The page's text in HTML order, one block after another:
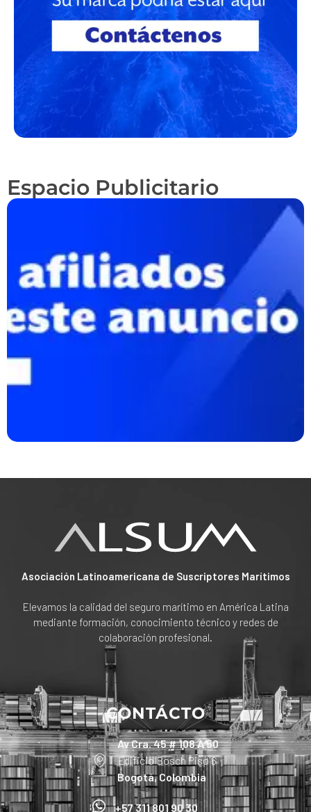
Espacio Publicitario
Asociación Latinoamericana de Suscriptores Marítimos
Elevamos la calidad del seguro marítimo en América Latina
mediante formación, conocimiento técnico y redes de
colaboración profesional.
CONTÁCTO
Av Cra. 45 # 108 A 50
Edificio Bosch Piso 6
Bogotá, Colombia
+57 311 801 90 30